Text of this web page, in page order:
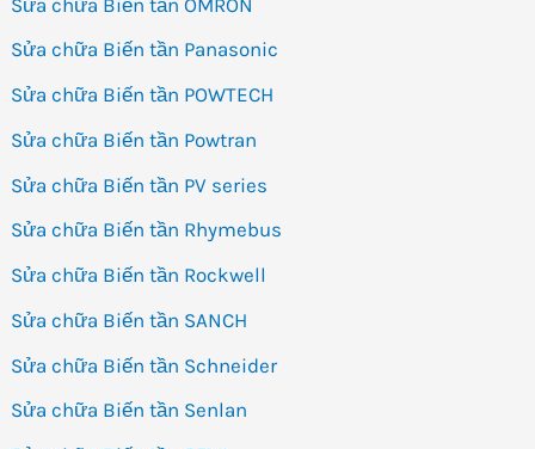
Sửa chữa Biến tần Panasonic
Sửa chữa Biến tần POWTECH
Sửa chữa Biến tần Powtran
Sửa chữa Biến tần PV series
Sửa chữa Biến tần Rhymebus
Sửa chữa Biến tần Rockwell
Sửa chữa Biến tần SANCH
Sửa chữa Biến tần Schneider
Sửa chữa Biến tần Senlan